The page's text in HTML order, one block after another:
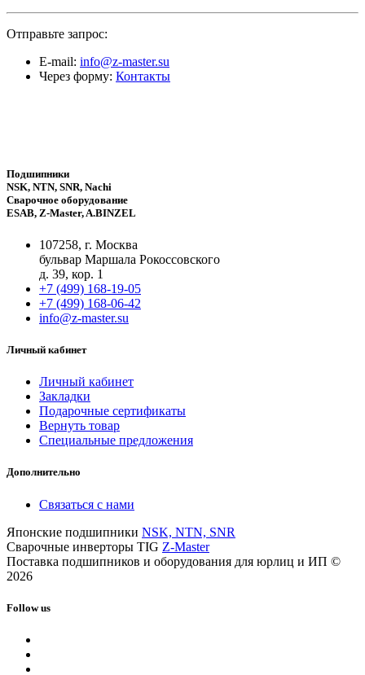
Отправьте запрос:
E-mail: info@z-master.su
Через форму: Контакты
Подшипники
NSK, NTN, SNR, Nachi
Сварочное оборудование
ESAB, Z-Master, A.BINZEL
107258, г. Москва
бульвар Маршала Рокоссовского
д. 39, кор. 1
+7 (499) 168-19-05
+7 (499) 168-06-42
info@z-master.su
Личный кабинет
Личный кабинет
Закладки
Подарочные сертификаты
Вернуть товар
Специальные предложения
Дополнительно
Связаться с нами
Японские подшипники NSK, NTN, SNR
Сварочные инверторы TIG Z-Master
Поставка подшипников и оборудования для юрлиц и ИП ©
2026
Follow us